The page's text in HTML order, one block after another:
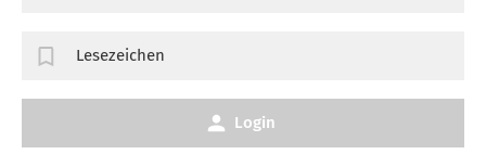
Lesezeichen
Login